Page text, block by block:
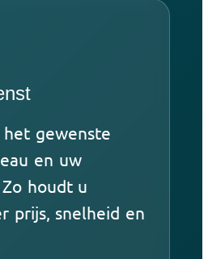
gewenste
en uw
houdt u
prijs, snelheid en